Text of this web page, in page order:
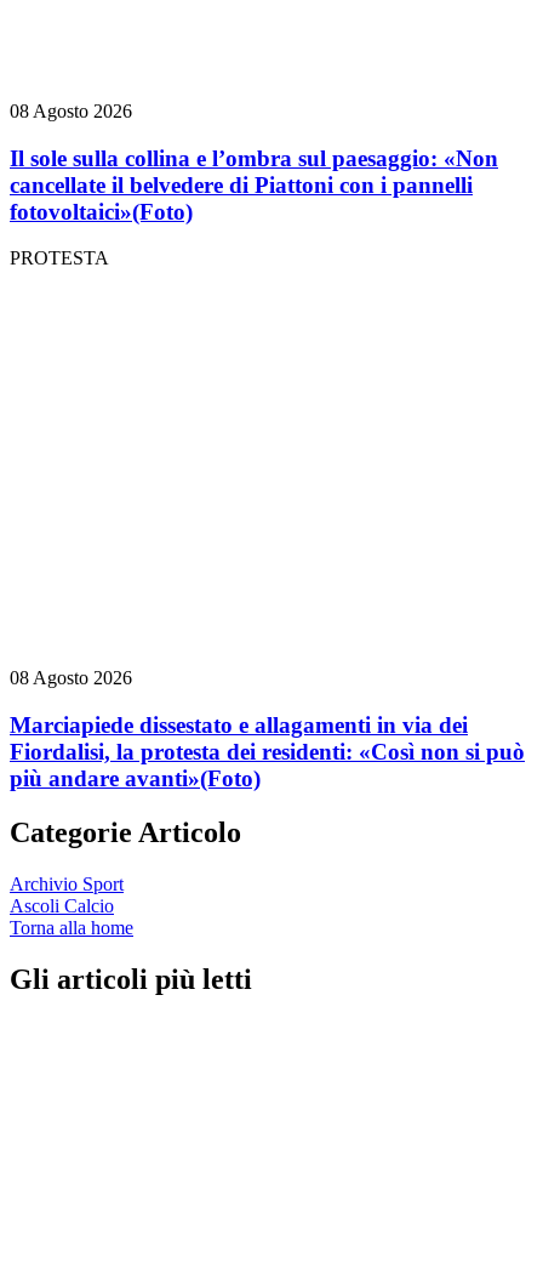
08 Agosto 2026
Il sole sulla collina e l’ombra sul paesaggio: «Non
cancellate il belvedere di Piattoni con i pannelli
fotovoltaici»(Foto)
PROTESTA
08 Agosto 2026
Marciapiede dissestato e allagamenti in via dei
Fiordalisi, la protesta dei residenti: «Così non si può
più andare avanti»(Foto)
Categorie Articolo
Archivio Sport
Ascoli Calcio
Torna alla home
Gli articoli più letti